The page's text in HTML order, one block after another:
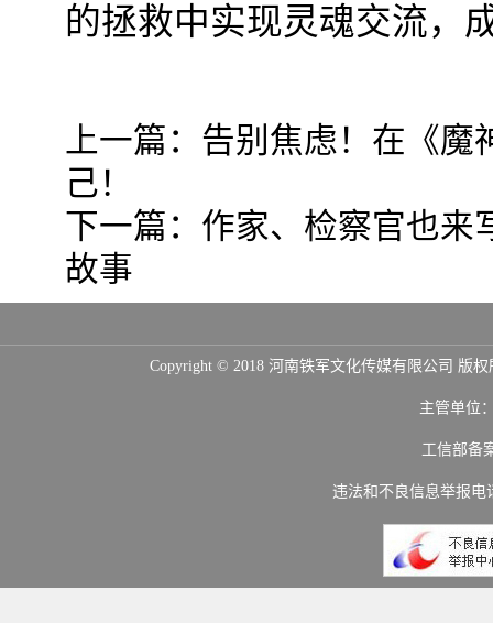
的拯救中实现灵魂交流，
上一篇： 告别焦虑！在《魔
己！
下一篇： 作家、检察官也来
故事
Copyright © 2018 河南铁军文化传媒有限公司 版
主管单位
工信部备
违法和不良信息举报